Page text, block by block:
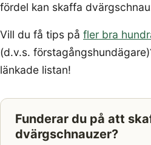
fördel kan skaffa
Vill du få tips på fler bra
(d.v.s.
länkade listan!
Funderar du på att
dvärgschnauzer?